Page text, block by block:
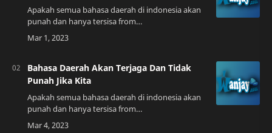
Apakah semua bahasa daerah di indonesia akan
punah dan hanya tersisa from
id.quora.comBahasa Daerah, Sebuah Identitas
yang Perlu Kita JagaBahasa daerah adalah bahasa
Bahasa Daerah Akan Terjaga Dan Tidak
Punah Jika Kita
Apakah semua bahasa daerah di indonesia akan
punah dan hanya tersisa from
id.quora.comMemperkenalkan Bahasa Daerah